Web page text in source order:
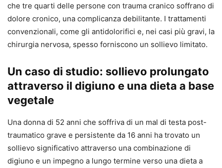
che tre quarti delle persone con trauma cranico soffrano di
dolore cronico, una complicanza debilitante. I trattamenti
convenzionali, come gli antidolorifici e, nei casi più gravi, la
chirurgia nervosa, spesso forniscono un sollievo limitato.
Un caso di studio: sollievo prolungato
attraverso il digiuno e una dieta a base
vegetale
Una donna di 52 anni che soffriva di un mal di testa post-
traumatico grave e persistente da 16 anni ha trovato un
sollievo significativo attraverso una combinazione di
digiuno e un impegno a lungo termine verso una dieta a